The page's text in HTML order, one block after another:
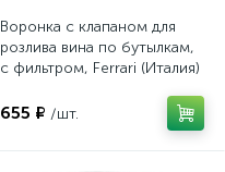
Воронка с клапаном для
розлива вина по бутылкам,
с фильтром, Ferrari (Италия)
655 ₽ /шт.